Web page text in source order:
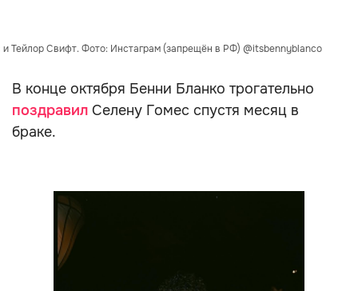
Тейлор Свифт. Фото: Инстаграм (запрещён в РФ) @itsbennyblanco
В конце октября Бенни Бланко трогательно
поздравил Селену Гомес спустя месяц в
браке.